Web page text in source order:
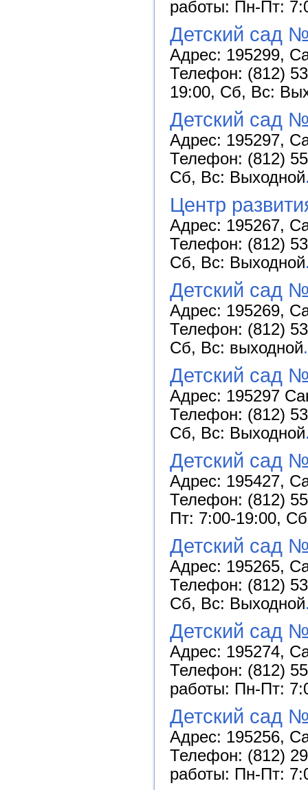
работы: Пн-Пт:
Детский сад
Адрес: 195299,
Телефон: (812)
19:00, Сб, Вс:
Детский сад
Адрес: 195297,
Телефон: (812)
Сб, Вс: Выходной
Центр
Адрес: 195267,
Телефон: (812)
Сб, Вс: Выходной
Детский сад
Адрес: 195269,
Телефон: (812)
Сб, Вс: выходной
Детский сад
Адрес: 195297
Телефон: (812)
Сб, Вс: Выходной
Детский сад
Адрес: 195427,
Телефон: (812)
Пт: 7:00-19:00,
Детский сад
Адрес: 195265,
Телефон: (812)
Сб, Вс: Выходной
Детский сад
Адрес: 195274,
Телефон: (812)
работы: Пн-Пт:
Детский сад
Адрес: 195256,
Телефон: (812)
работы: Пн-Пт: